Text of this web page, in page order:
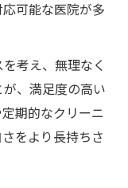
可能な医院が多
考え、無理なく
、満足度の高い
期的なクリーニ
をより長持ちさ